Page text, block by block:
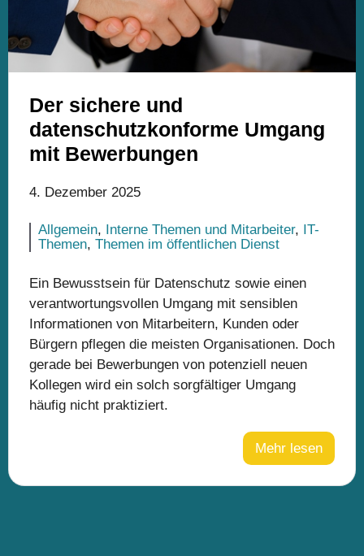
Der sichere und
datenschutzkonforme Umgang
mit Bewerbungen
4. Dezember 2025
Allgemein, Interne Themen und Mitarbeiter, IT-
Themen, Themen im öffentlichen Dienst
Ein Bewusstsein für Datenschutz sowie einen
verantwortungsvollen Umgang mit sensiblen
Informationen von Mitarbeitern, Kunden oder
Bürgern pflegen die meisten Organisationen. Doch
gerade bei Bewerbungen von potenziell neuen
Kollegen wird ein solch sorgfältiger Umgang
häufig nicht praktiziert.
Mehr lesen